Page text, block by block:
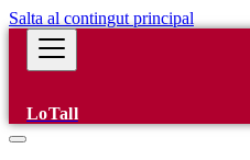
Salta al contingut principal
LoTall